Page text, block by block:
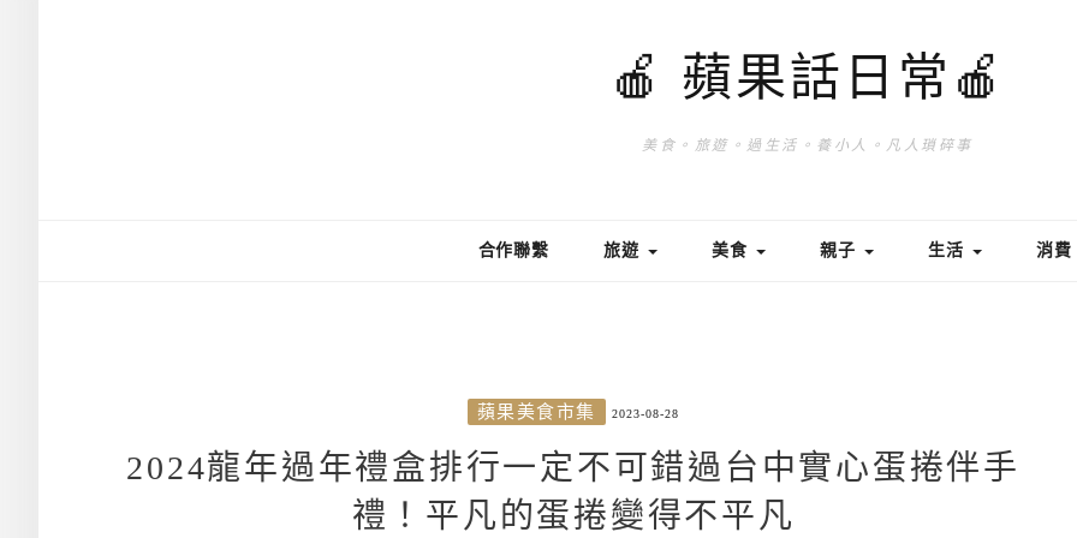
🍎 蘋果話日常🍎
美食。旅遊。過生活。養小人。凡人瑣碎事
合作聯繫 旅遊 美食 親子 生活 消費
蘋果美食市集 2023-08-28
2024龍年過年禮盒排行一定不可錯過台中實心蛋捲伴手
禮！平凡的蛋捲變得不平凡